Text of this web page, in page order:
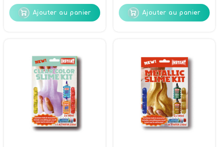
Ajouter au panier Ajouter au panier